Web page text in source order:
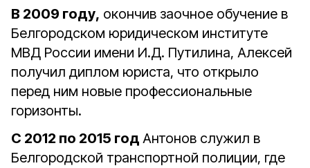
В 2009 году, окончив заочное обучение в
Белгородском юридическом институте
МВД России имени И.Д. Путилина, Алексей
получил диплом юриста, что открыло
перед ним новые профессиональные
горизонты.
С 2012 по 2015 год Антонов служил в
Белгородской транспортной полиции, где